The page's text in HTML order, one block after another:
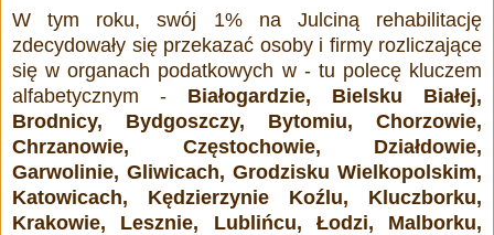
W tym roku, swój 1% na Julciną rehabilitację
zdecydowały się przekazać osoby i firmy rozliczające
się w organach podatkowych w - tu polecę kluczem
alfabetycznym - Białogardzie, Bielsku Białej,
Brodnicy, Bydgoszczy, Bytomiu, Chorzowie,
Chrzanowie, Częstochowie, Działdowie,
Garwolinie, Gliwicach, Grodzisku Wielkopolskim,
Katowicach, Kędzierzynie Koźlu, Kluczborku,
Krakowie, Lesznie, Lublińcu, Łodzi, Malborku,